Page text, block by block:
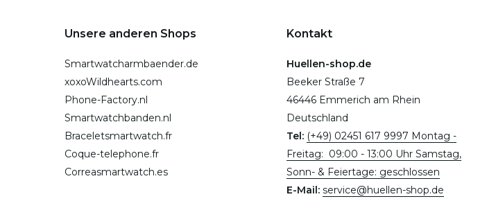
Unsere anderen Shops
Smartwatcharmbaender.de
xoxoWildhearts.com
Phone-Factory.nl
Smartwatchbanden.nl
Braceletsmartwatch.fr
Coque-telephone.fr
Correasmartwatch.es
Kontakt
Huellen-shop.de
Beeker Straße 7
46446 Emmerich am Rhein
Deutschland
Tel: (+49) 02451 617 9997 Montag -
Freitag: 09:00 - 13:00 Uhr Samstag,
Sonn- & Feiertage: geschlossen
E-Mail: service@huellen-shop.de